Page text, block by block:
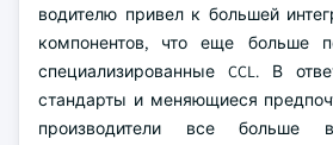
водителю привел к большей
компонентов, что еще больше
специализированные CCL. В
стандарты и меняющиеся
производители все больше